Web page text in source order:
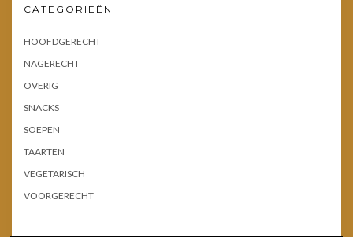
CATEGORIEËN
HOOFDGERECHT
NAGERECHT
OVERIG
SNACKS
SOEPEN
TAARTEN
VEGETARISCH
VOORGERECHT